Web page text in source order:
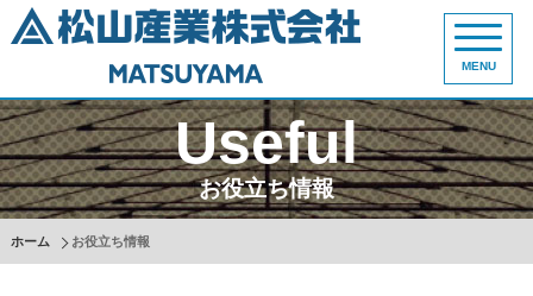
MENU
Useful
お役立ち情報
ホーム お役立ち情報